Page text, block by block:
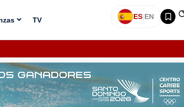
TV ES|EN